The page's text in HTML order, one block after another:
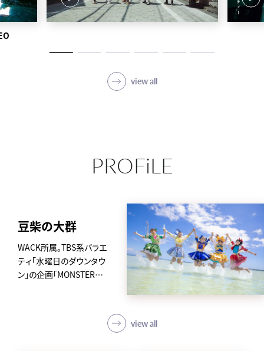
view all
PROFiLE
豆柴の大群
WACK所属。TBS系バラエ
ティ「水曜日のダウンタウ
ン」の企画「MONSTER
アイカ・ザ・スパイ、ナオ・オ
ブ・ナオ、レオナエンパイア、
view all